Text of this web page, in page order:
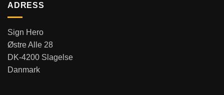
ADRESS
Sign Hero
Østre Alle 28
DK-4200 Slagelse
Danmark